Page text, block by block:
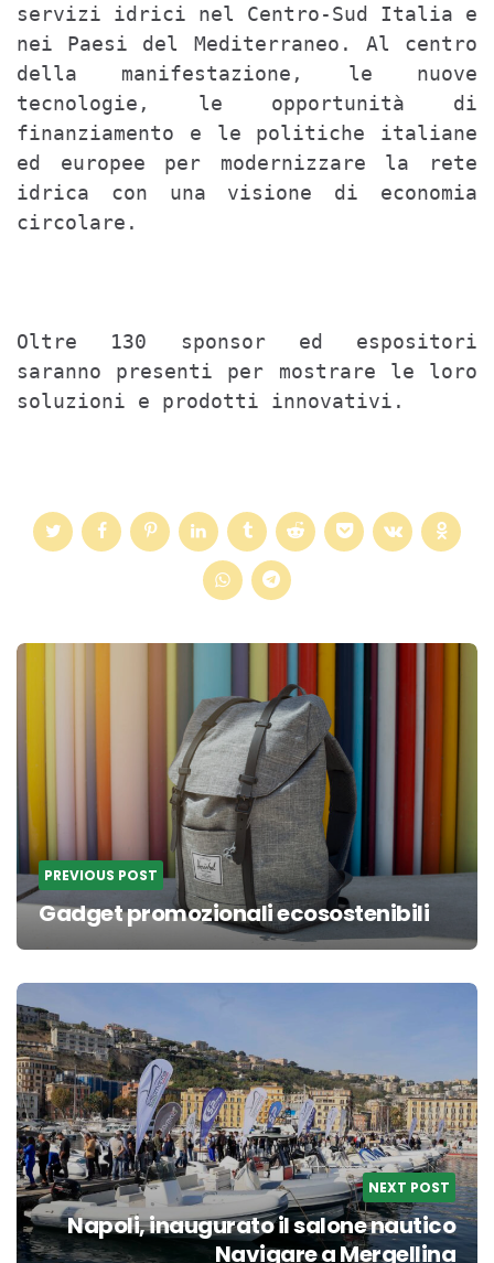
servizi idrici nel Centro-Sud Italia e
nei Paesi del Mediterraneo. Al centro
della manifestazione, le nuove
tecnologie, le opportunità di
finanziamento e le politiche italiane
ed europee per modernizzare la rete
idrica con una visione di economia
circolare.
Oltre 130 sponsor ed espositori
saranno presenti per mostrare le loro
soluzioni e prodotti innovativi.
Post
navigation
PREVIOUS POST
Gadget promozionali ecosostenibili
NEXT POST
Napoli, inaugurato il salone nautico
Navigare a Mergellina